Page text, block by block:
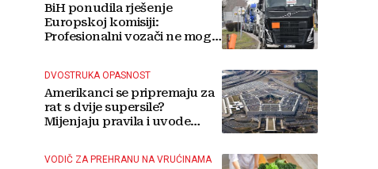
BiH ponudila rješenje
Europskoj komisiji:
Profesionalni vozači ne mogu
DVOSTRUKA OPASNOST
Amerikanci se pripremaju za
rat s dvije supersile?
Mijenjaju pravila i uvode
VODIČ ZA PREHRANU NA VRUĆINAMA